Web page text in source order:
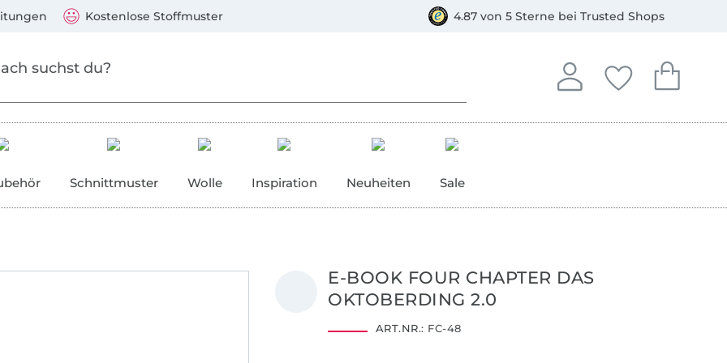
Kostenlose Stoffmuster 4.87 von 5 Sterne bei Trusted Shops
Anmelden
In deinem Konto
Deine
Du hast keine
Dein
Du hast
Schnittmuster Wolle Inspiration Neuheiten Sale
E-BOOK FOUR CHAPTER DAS
OKTOBERDING 2.0
ART.NR.: FC-48
Mastercard, PayPal, Giropay, Kauf auf Rechnung, Vorkasse